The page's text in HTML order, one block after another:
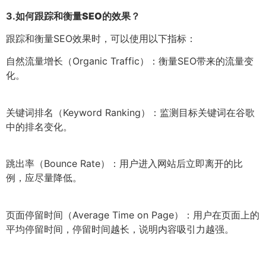
3.如何跟踪和衡量SEO的效果？
跟踪和衡量SEO效果时，可以使用以下指标：
自然流量增长（Organic Traffic）：衡量SEO带来的流量变
化。
关键词排名（Keyword Ranking）：监测目标关键词在谷歌
中的排名变化。
跳出率（Bounce Rate）：用户进入网站后立即离开的比
例，应尽量降低。
页面停留时间（Average Time on Page）：用户在页面上的
平均停留时间，停留时间越长，说明内容吸引力越强。